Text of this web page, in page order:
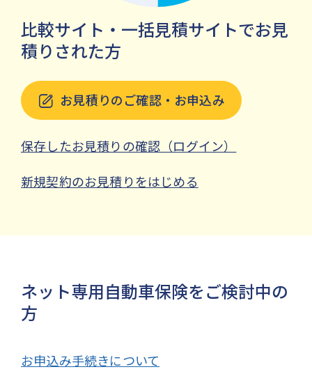
比較サイト・一括見積サイトでお見
積りされた方
お見積りのご確認・お申込み
保存したお見積りの確認（ログイン）
新規契約のお見積りをはじめる
ネット専用自動車保険をご検討中の
方
お申込み手続きについて